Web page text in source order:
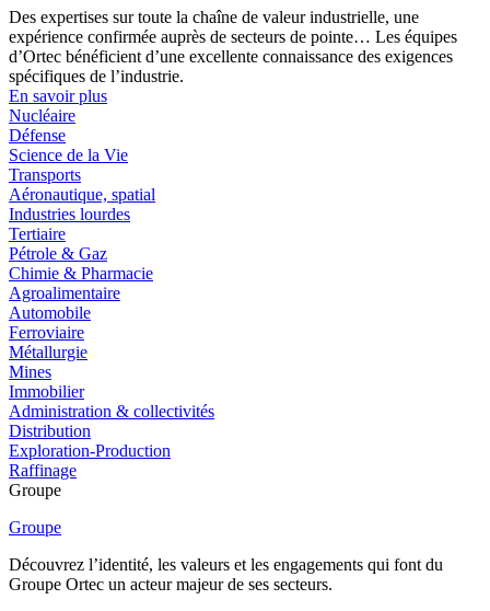
Des expertises sur toute la chaîne de valeur industrielle, une
expérience confirmée auprès de secteurs de pointe… Les équipes
d’Ortec bénéficient d’une excellente connaissance des exigences
spécifiques de l’industrie.
En savoir plus
Nucléaire
Défense
Science de la Vie
Transports
Aéronautique, spatial
Industries lourdes
Tertiaire
Pétrole & Gaz
Chimie & Pharmacie
Agroalimentaire
Automobile
Ferroviaire
Métallurgie
Mines
Immobilier
Administration & collectivités
Distribution
Exploration-Production
Raffinage
Groupe
Groupe
Découvrez l’identité, les valeurs et les engagements qui font du
Groupe Ortec un acteur majeur de ses secteurs.